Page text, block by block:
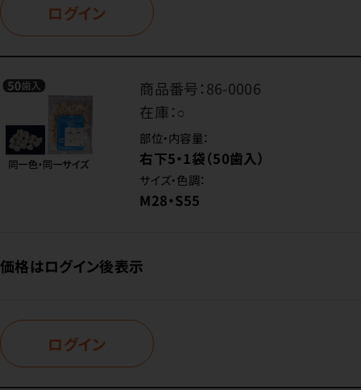
ログイン
商品番号：86-0006
在庫：○
部位・内容量：
右下5・1袋（50歯入）
サイズ・色調：
M28・S55
価格はログイン後表示
ログイン